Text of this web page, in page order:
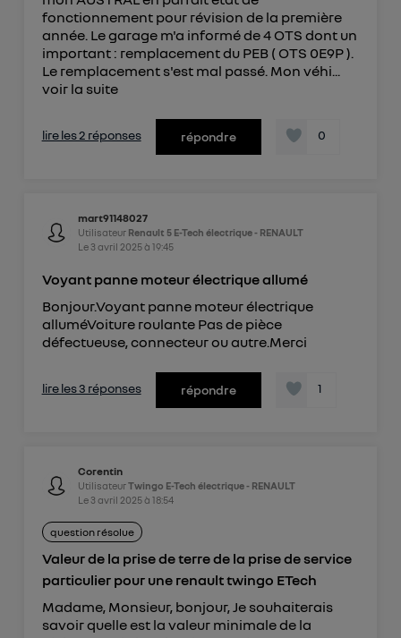
fonctionnement pour révision de la première
année. Le garage m'a informé de 4 OTS dont un
important : remplacement du PEB ( OTS 0E9P ).
Le remplacement s'est mal passé. Mon véhi...
voir la suite
lire les 2 réponses répondre 0
mart91148027
Utilisateur Renault 5 E-Tech électrique - RENAULT
Le 3 avril 2025à 19:45
Voyant panne moteur électrique allumé
Bonjour.Voyant panne moteur électrique
alluméVoiture roulante Pas de pièce
défectueuse, connecteur ou autre.Merci
lire les 3 réponses répondre 1
Corentin
UtilisateurTwingo E-Tech électrique - RENAULT
Le 3 avril 2025à 18:54
question résolue
Valeur de la prise de terre de la prise de service
particulier pour une renault twingo ETech
Madame, Monsieur, bonjour, Je souhaiterais
savoir quelle est la valeur minimale de la